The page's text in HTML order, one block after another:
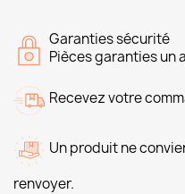
Garanties sécurité
Pièces garanties un
Recevez votre
Un produit ne
renvoyer.